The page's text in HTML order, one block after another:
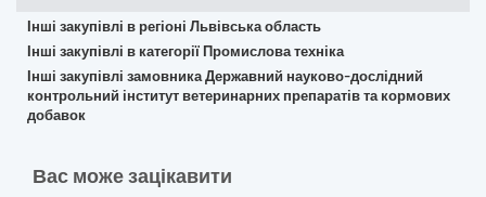
Інші закупівлі в регіоні Львівська область
Інші закупівлі в категорії Промислова техніка
Інші закупівлі замовника Державний науково-дослідний
контрольний інститут ветеринарних препаратів та кормових
добавок
Вас може зацікавити